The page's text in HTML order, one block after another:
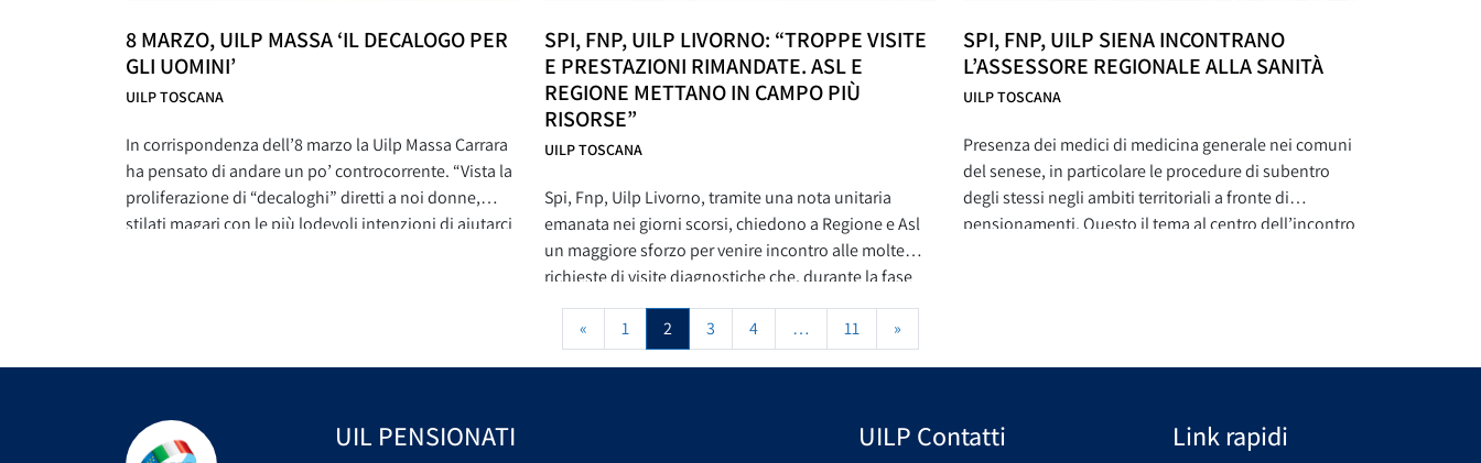
8 MARZO, UILP MASSA ‘IL DECALOGO PER
GLI UOMINI’
UILP TOSCANA
In corrispondenza dell’8 marzo la Uilp Massa Carrara
ha pensato di andare un po’ controcorrente. “Vista la
proliferazione di “decaloghi” diretti a noi donne,
stilati magari con le più lodevoli intenzioni di aiutarci
SPI, FNP, UILP LIVORNO: “TROPPE VISITE
E PRESTAZIONI RIMANDATE. ASL E
REGIONE METTANO IN CAMPO PIÙ
RISORSE”
UILP TOSCANA
Spi, Fnp, Uilp Livorno, tramite una nota unitaria
emanata nei giorni scorsi, chiedono a Regione e Asl
un maggiore sforzo per venire incontro alle molte
richieste di visite diagnostiche che, durante la fase
critica della pandemia Covid-19, sono aumentate. Al
contempo però denunciano anche che troppe
prestazioni sono state rinviate creando disagi
SPI, FNP, UILP SIENA INCONTRANO
L’ASSESSORE REGIONALE ALLA SANITÀ
UILP TOSCANA
Presenza dei medici di medicina generale nei comuni
del senese, in particolare le procedure di subentro
degli stessi negli ambiti territoriali a fronte di
pensionamenti. Questo il tema al centro dell’incontro
Navigazione degli articoli
« 1 2 3 4 … 11 »
UIL PENSIONATI UILP Contatti Link rapidi